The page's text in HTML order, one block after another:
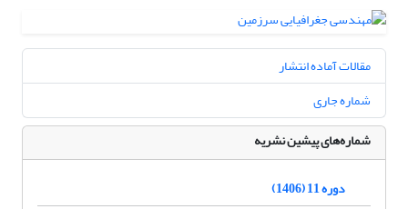
مقالات آماده انتشار
شماره جاری
شماره‌های پیشین نشریه
دوره 11 (1406)